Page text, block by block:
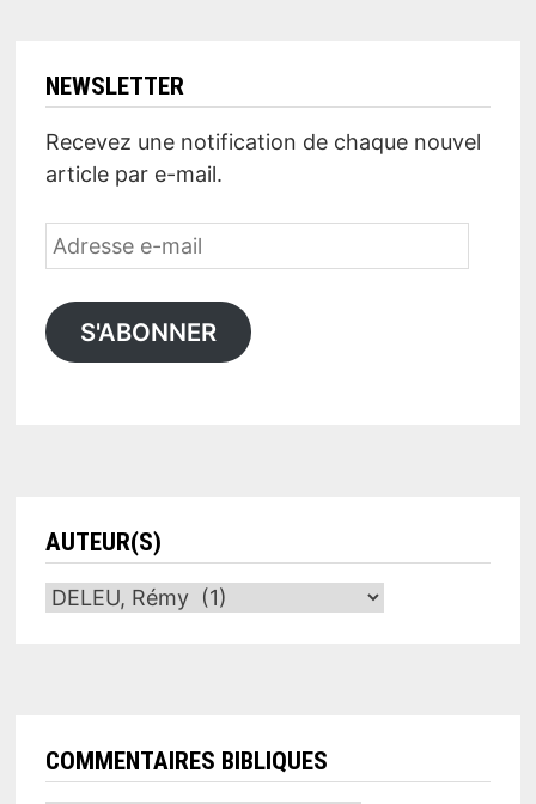
NEWSLETTER
Recevez une notification de chaque nouvel
article par e-mail.
Adresse
e-
mail
S'ABONNER
AUTEUR(S)
COMMENTAIRES BIBLIQUES